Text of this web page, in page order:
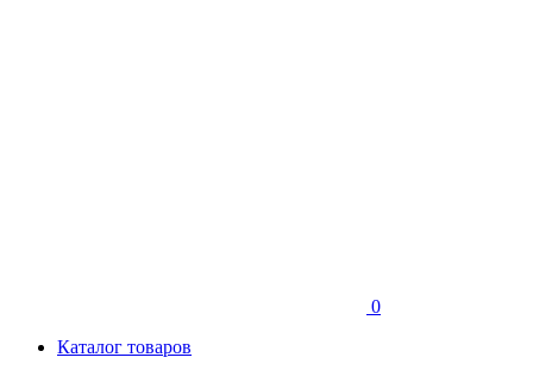
0
Каталог товаров